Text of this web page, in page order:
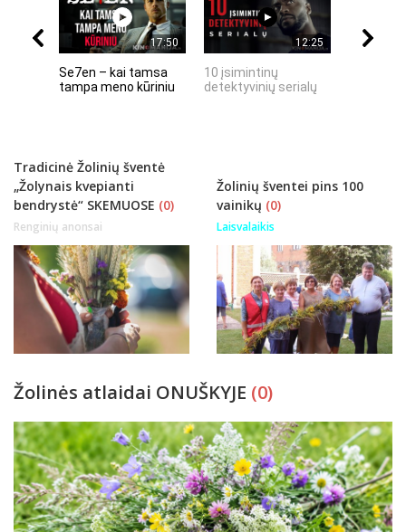
17:50
Se7en – kai tamsa
tampa meno kūriniu
12:25
10 įsimintinų
detektyvinių serialų
Tradicinė Žolinių šventė
„Žolynais kvepianti
bendrystė“ SKEMUOSE (0)
Renginių anonsai
Žolinių šventei pins 100
vainikų (0)
Laisvalaikis
Žolinės atlaidai ONUŠKYJE (0)